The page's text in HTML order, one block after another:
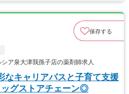
保存する
ア泉大津我孫子店の薬剤師求人
なキャリアパスと子育て支援
グストアチェーン◎